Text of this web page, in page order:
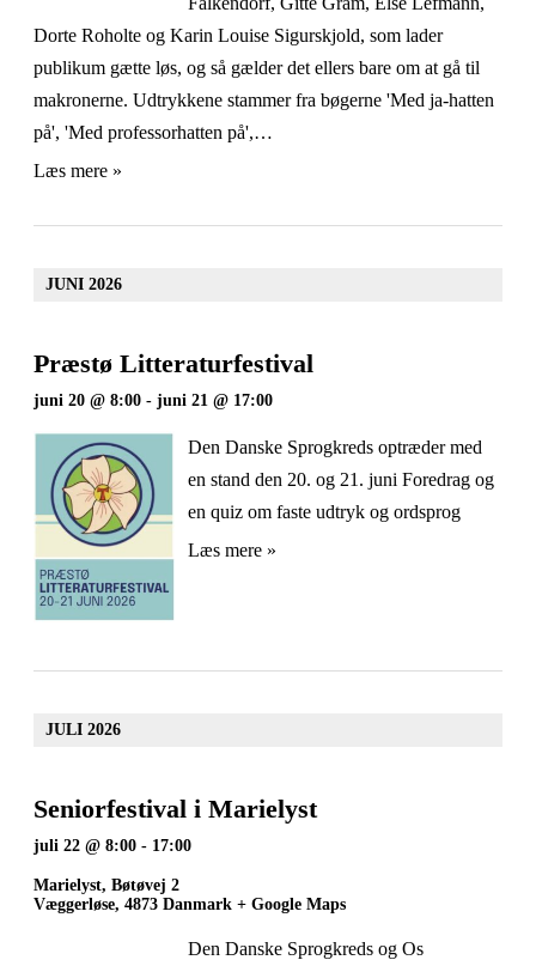
Dorte Roholte og Karin Louise Sigurskjold, som lader
publikum gætte løs, og så gælder det ellers bare om at gå til
makronerne. Udtrykkene stammer fra bøgerne 'Med ja-hatten
på', 'Med professorhatten på',…
Læs mere »
JUNI 2026
Præstø Litteraturfestival
juni 20 @ 8:00 - juni 21 @ 17:00
Den Danske Sprogkreds optræder med
en stand den 20. og 21. juni Foredrag og
en quiz om faste udtryk og ordsprog
Læs mere »
JULI 2026
Seniorfestival i Marielyst
juli 22 @ 8:00 - 17:00
Marielyst, Bøtøvej 2
Væggerløse, 4873 Danmark + Google Maps
Den Danske Sprogkreds og Os